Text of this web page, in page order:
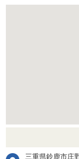
三重県鈴鹿市庄